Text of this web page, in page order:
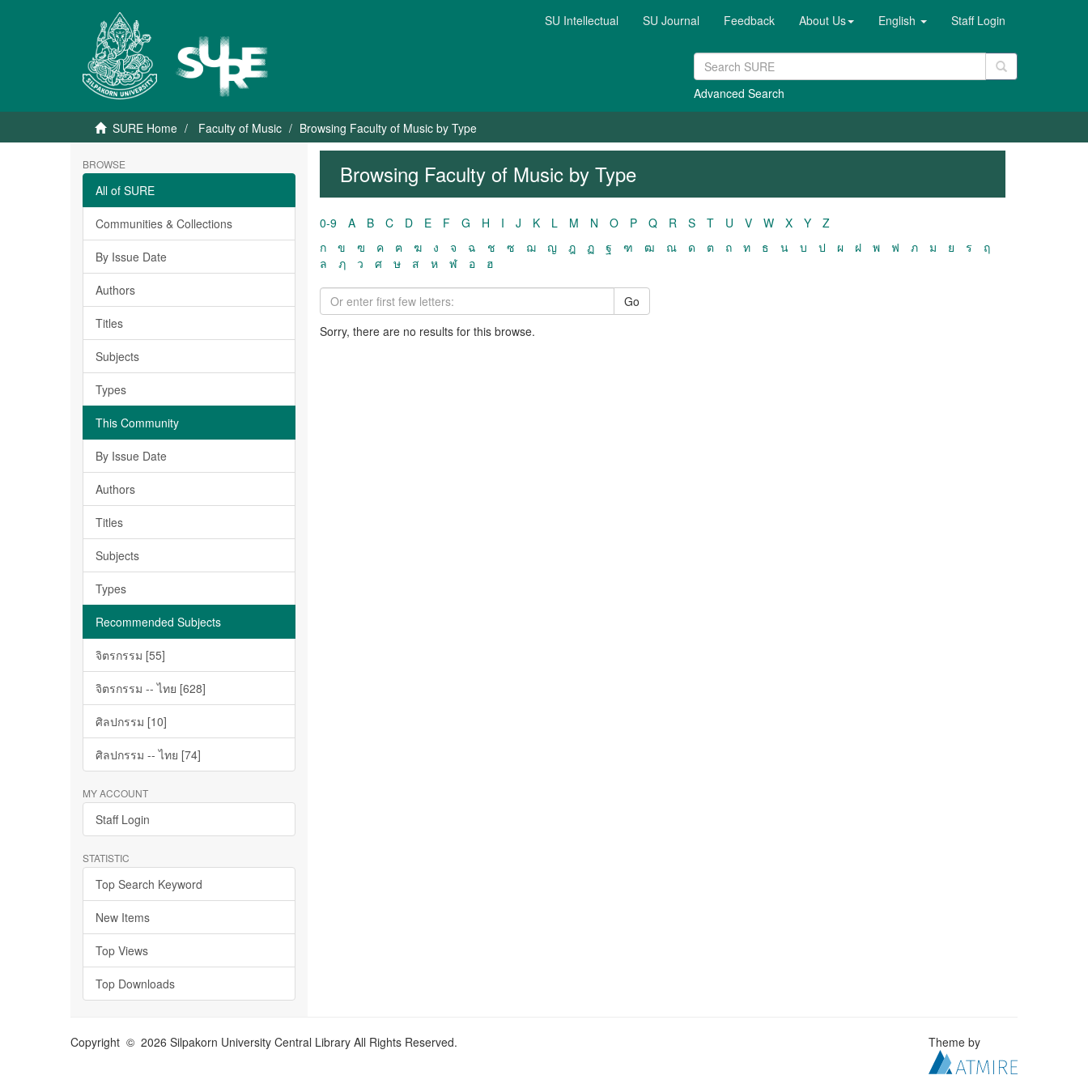
SU Intellectual SU Journal Feedback About Us English Staff Login
Advanced Search
SURE Home Faculty of Music Browsing Faculty of Music by Type
BROWSE
All of SURE
Communities & Collections
By Issue Date
Authors
Titles
Subjects
Types
This Community
By Issue Date
Authors
Titles
Subjects
Types
Recommended Subjects
จิตรกรรม [55]
จิตรกรรม -- ไทย [628]
ศิลปกรรม [10]
ศิลปกรรม -- ไทย [74]
MY ACCOUNT
Staff Login
STATISTIC
Top Search Keyword
New Items
Top Views
Top Downloads
Browsing Faculty of Music by Type
0-9 A B C D E F G H I J K L M N O P Q R S T U V W X Y
Z
ก
ข ฃ ค ฅ ฆ ง จ ฉ ช ซ ฌ ญ ฎ ฏ ฐ ฑ ฒ ณ ด ต ถ ท ธ น บ ป ผ ฝ พ ฟ ภ ม ย ร
ฤ
ล
ฦ ว ศ ษ ส ห ฬ อ ฮ
Go
Sorry, there are no results for this browse.
Copyright © 2026 Silpakorn University Central Library All Rights Reserved. Theme by